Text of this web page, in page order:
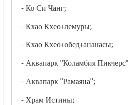
- Ко Си Чанг;
- Кхао Кхео+лемуры;
- Кхао Кхео+обед+ананасы;
- Аквапарк "Коламбия
- Аквапарк "Рамаяна";
- Храм Истины;